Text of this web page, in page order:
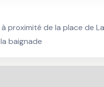
proximité de la place de
baignade